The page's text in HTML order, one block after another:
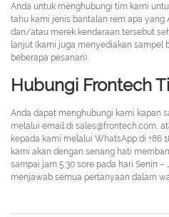
Anda untuk menghubungi tim kami
tahu kami jenis bantalan rem apa yang
dan/atau merek kendaraan tersebut
lanjut (kami juga menyediakan sampel
beberapa pesanan).
Hubungi Frontech
Anda dapat menghubungi kami kapan
melalui email di sales@frontech.com,
kepada kami melalui WhatsApp di +86
kami akan dengan senang hati
sampai jam 5:30 sore pada hari Senin
menjawab semua pertanyaan dalam